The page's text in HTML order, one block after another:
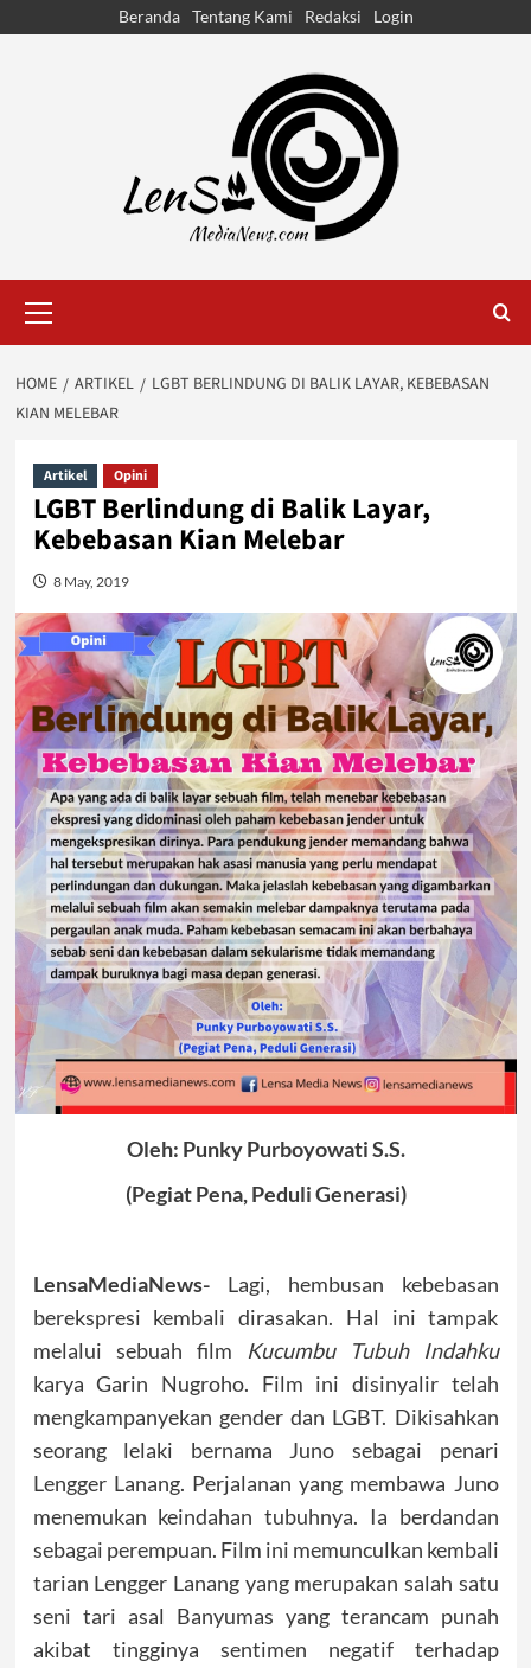
Beranda Tentang Kami Redaksi Login
Menu
HOME ARTIKEL
LGBT BERLINDUNG DI BALIK LAYAR, KEBEBASAN
KIAN MELEBAR
Artikel Opini
LGBT Berlindung di Balik Layar,
Kebebasan Kian Melebar
8 May, 2019
Oleh: Punky Purboyowati S.S.
(Pegiat Pena, Peduli Generasi)
LensaMediaNews-Lagi, hembusan kebebasan
berekspresi kembali dirasakan. Hal ini tampak
melalui sebuah film
Kucumbu Tubuh Indahku
karya Garin Nugroho. Film ini disinyalir telah
mengkampanyekan gender dan LGBT. Dikisahkan
seorang lelaki bernama Juno sebagai penari
Lengger Lanang. Perjalanan yang membawa Juno
menemukan keindahan tubuhnya. Ia berdandan
sebagai perempuan. Film ini memunculkan kembali
tarian Lengger Lanang yang merupakan salah satu
seni tari asal Banyumas yang terancam punah
akibat tingginya sentimen negatif terhadap